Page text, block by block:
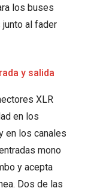
los buses
al fader
y salida
XLR
en los
en los canales
mono
y acepta
Dos de las